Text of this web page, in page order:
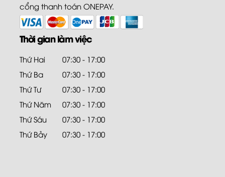
cổng thanh toán ONEPAY.
Thời gian làm việc
Thứ Hai
07:30 - 17:00
Thứ Ba
07:30 - 17:00
Thứ Tư
07:30 - 17:00
Thứ Năm
07:30 - 17:00
Thứ Sáu
07:30 - 17:00
Thứ Bảy
07:30 - 17:00